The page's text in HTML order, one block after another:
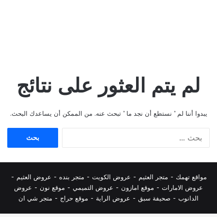
لم يتم العثور على نتائج
يبدوا أننا لم ’ نستطع أن نجد ما ’ تبحث عنه. من الممكن أن يساعدك البحث.
مواقع تهمك - متجر العثيم - عروض الكويت - متجر بنده - عروض العثيم -
عروض الامارات - موقع امازون - عروض التميمي - موقع نون - عروض
الدانوب - صحيفة سبق - عروض الراية - موقع حراج - متجر شي ان